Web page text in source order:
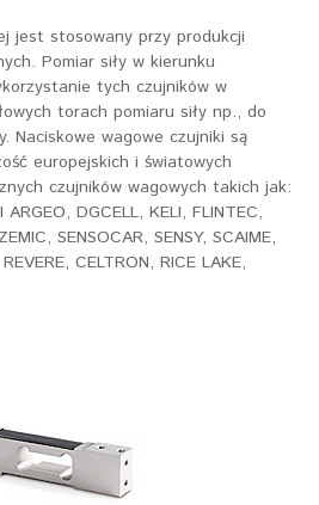
jest stosowany przy produkcji
Pomiar siły w kierunku
tych czujników w
torach pomiaru siły np., do
Naciskowe wagowe czujniki są
europejskich i światowych
czujników wagowych takich jak:
DGCELL, KELI, FLINTEC,
SENSOCAR, SENSY, SCAIME,
CELTRON, RICE LAKE,